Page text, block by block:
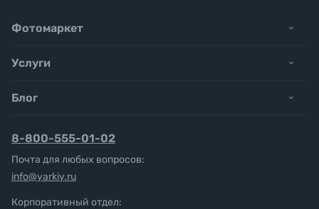
Фотомаркет
Услуги
Блог
8-800-555-01-02
Почта для любых вопросов:
info@yarkiy.ru
Корпоративный отдел: